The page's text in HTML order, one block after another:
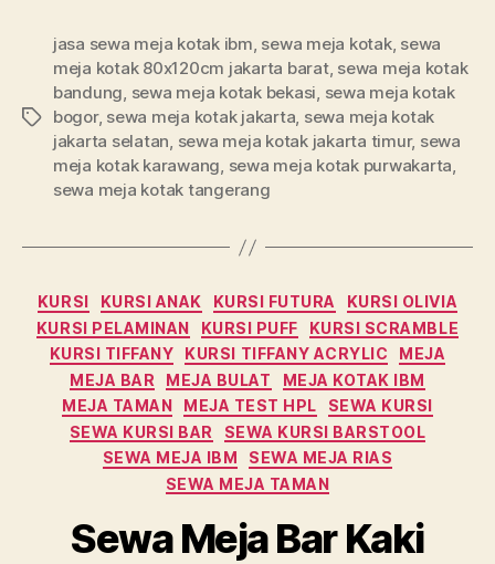
Tag
jasa sewa meja kotak ibm, sewa meja kotak, sewa
meja kotak 80x120cm jakarta barat, sewa meja kotak
bandung, sewa meja kotak bekasi, sewa meja kotak
bogor, sewa meja kotak jakarta, sewa meja kotak
jakarta selatan, sewa meja kotak jakarta timur, sewa
meja kotak karawang, sewa meja kotak purwakarta,
sewa meja kotak tangerang
Kategori
KURSI KURSI ANAK KURSI FUTURA
KURSI OLIVIA
KURSI PELAMINAN
KURSI PUFF
KURSI SCRAMBLE
KURSI TIFFANY
KURSI TIFFANY ACRYLIC
MEJA
MEJA BAR
MEJA BULAT
MEJA KOTAK IBM
MEJA TAMAN
MEJA TEST HPL
SEWA KURSI
SEWA KURSI BAR
SEWA KURSI BARSTOOL
SEWA MEJA IBM
SEWA MEJA RIAS
SEWA MEJA TAMAN
Sewa Meja Bar Kaki